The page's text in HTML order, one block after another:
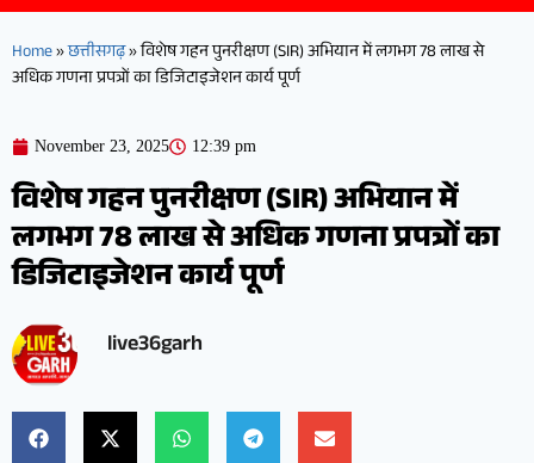
Home»छत्तीसगढ़»विशेष गहन पुनरीक्षण (SIR) अभियान में लगभग 78 लाख से
अधिक गणना प्रपत्रों का डिजिटाइजेशन कार्य पूर्ण
November 23, 2025 12:39 pm
विशेष गहन पुनरीक्षण (SIR) अभियान में
लगभग 78 लाख से अधिक गणना प्रपत्रों का
डिजिटाइजेशन कार्य पूर्ण
live36garh